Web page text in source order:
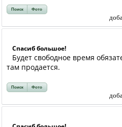
Поиск Фото
Спасиб большое!
Будет свободное время
там продается.
Поиск Фото